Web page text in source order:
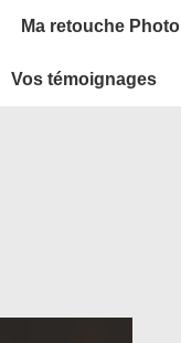
Ma retouche Photo
Vos témoignages